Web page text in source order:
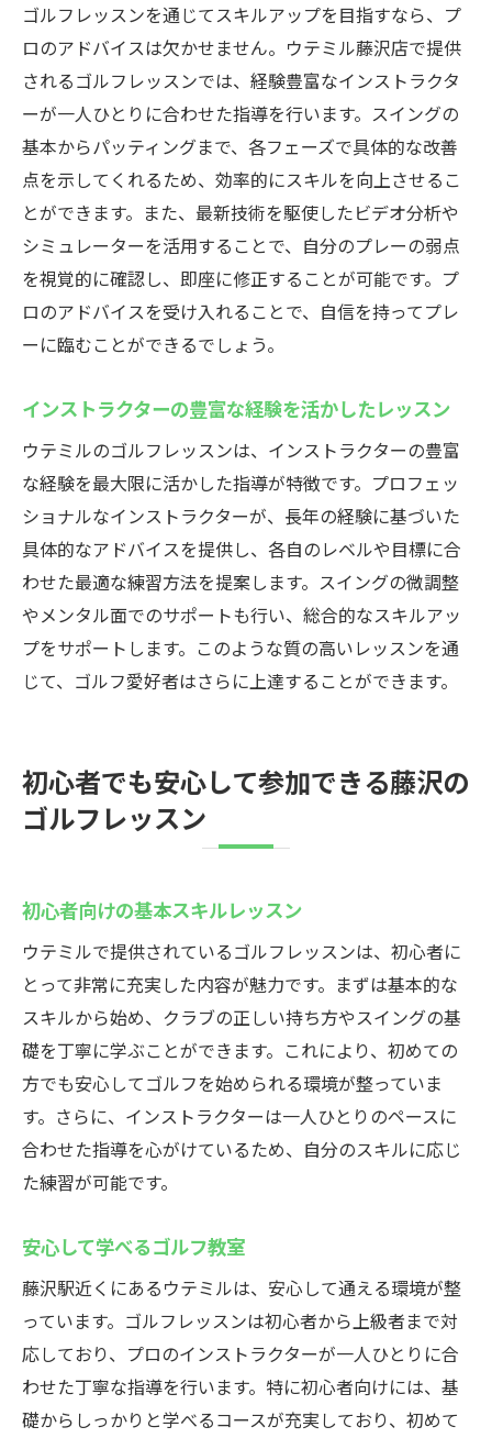
ゴルフレッスンを通じてスキルアップを目指すなら、プ
ロのアドバイスは欠かせません。ウテミル藤沢店で提供
されるゴルフレッスンでは、経験豊富なインストラクタ
ーが一人ひとりに合わせた指導を行います。スイングの
基本からパッティングまで、各フェーズで具体的な改善
点を示してくれるため、効率的にスキルを向上させるこ
とができます。また、最新技術を駆使したビデオ分析や
シミュレーターを活用することで、自分のプレーの弱点
を視覚的に確認し、即座に修正することが可能です。プ
ロのアドバイスを受け入れることで、自信を持ってプレ
ーに臨むことができるでしょう。
インストラクターの豊富な経験を活かしたレッスン
ウテミルのゴルフレッスンは、インストラクターの豊富
な経験を最大限に活かした指導が特徴です。プロフェッ
ショナルなインストラクターが、長年の経験に基づいた
具体的なアドバイスを提供し、各自のレベルや目標に合
わせた最適な練習方法を提案します。スイングの微調整
やメンタル面でのサポートも行い、総合的なスキルアッ
プをサポートします。このような質の高いレッスンを通
じて、ゴルフ愛好者はさらに上達することができます。
初心者でも安心して参加できる藤沢の
ゴルフレッスン
初心者向けの基本スキルレッスン
ウテミルで提供されているゴルフレッスンは、初心者に
とって非常に充実した内容が魅力です。まずは基本的な
スキルから始め、クラブの正しい持ち方やスイングの基
礎を丁寧に学ぶことができます。これにより、初めての
方でも安心してゴルフを始められる環境が整っていま
す。さらに、インストラクターは一人ひとりのペースに
合わせた指導を心がけているため、自分のスキルに応じ
た練習が可能です。
安心して学べるゴルフ教室
藤沢駅近くにあるウテミルは、安心して通える環境が整
っています。ゴルフレッスンは初心者から上級者まで対
応しており、プロのインストラクターが一人ひとりに合
わせた丁寧な指導を行います。特に初心者向けには、基
礎からしっかりと学べるコースが充実しており、初めて